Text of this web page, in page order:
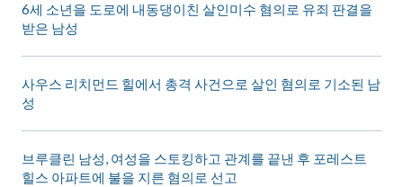
6세 소년을 도로에 내동댕이친 살인미수 혐의로 유죄 판결을
받은 남성
사우스 리치먼드 힐에서 총격 사건으로 살인 혐의로 기소된 남
성
브루클린 남성, 여성을 스토킹하고 관계를 끝낸 후 포레스트
힐스 아파트에 불을 지른 혐의로 선고